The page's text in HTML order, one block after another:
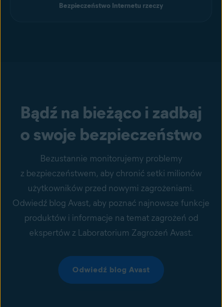
Bezpieczeństwo Internetu rzeczy
Bądź na bieżąco i zadbaj
o swoje bezpieczeństwo
Bezustannie monitorujemy problemy
z bezpieczeństwem, aby chronić setki milionów
użytkowników przed nowymi zagrożeniami.
Odwiedź blog Avast, aby poznać najnowsze funkcje
produktów i informacje na temat zagrożeń od
ekspertów z Laboratorium Zagrożeń Avast.
Odwiedź blog Avast